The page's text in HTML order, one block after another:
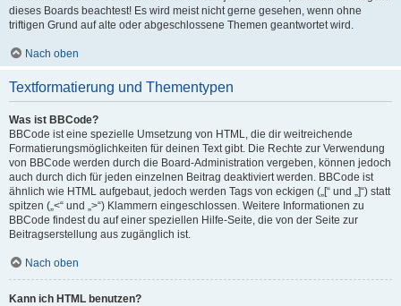
dieses Boards beachtest! Es wird meist nicht gerne gesehen, wenn ohne
triftigen Grund auf alte oder abgeschlossene Themen geantwortet wird.
Nach oben
Textformatierung und Thementypen
Was ist BBCode?
BBCode ist eine spezielle Umsetzung von HTML, die dir weitreichende
Formatierungsmöglichkeiten für deinen Text gibt. Die Rechte zur Verwendung
von BBCode werden durch die Board-Administration vergeben, können jedoch
auch durch dich für jeden einzelnen Beitrag deaktiviert werden. BBCode ist
ähnlich wie HTML aufgebaut, jedoch werden Tags von eckigen („[“ und „]“) statt
spitzen („<“ und „>“) Klammern eingeschlossen. Weitere Informationen zu
BBCode findest du auf einer speziellen Hilfe-Seite, die von der Seite zur
Beitragserstellung aus zugänglich ist.
Nach oben
Kann ich HTML benutzen?